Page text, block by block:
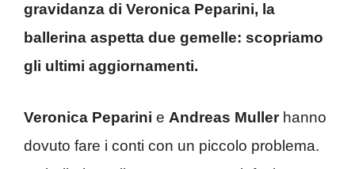
gravidanza di Veronica Peparini, la
ballerina aspetta due gemelle: scopriamo
gli ultimi aggiornamenti.
Veronica Peparini e Andreas Mullerhanno
dovuto fare i conti con un piccolo problema.